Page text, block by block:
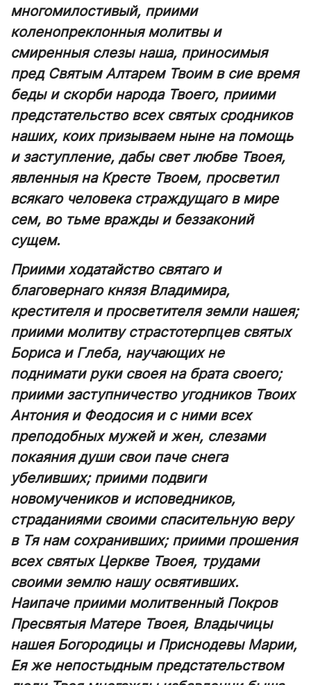
многомилостивый, приими
коленопреклонныя молитвы и
смиренныя слезы наша, приносимыя
пред Святым Алтарем Твоим в сие время
беды и скорби народа Твоего, приими
предстательство всех святых сродников
наших, коих призываем ныне на помощь
и заступление, дабы свет любве Твоея,
явленныя на Кресте Твоем, просветил
всякаго человека страждущаго в мире
сем, во тьме вражды и беззаконий
сущем.
Приими ходатайство святаго и
благовернаго князя Владимира,
крестителя и просветителя земли нашея;
приими молитву страстотерпцев святых
Бориса и Глеба, научающих не
поднимати руки своея на брата своего;
приими заступничество угодников Твоих
Антония и Феодосия и с ними всех
преподобных мужей и жен, слезами
покаяния души свои паче снега
убеливших; приими подвиги
новомучеников и исповедников,
страданиями своими спасительную веру
в Тя нам сохранивших; приими прошения
всех святых Церкве Твоея, трудами
своими землю нашу освятивших.
Наипаче приими молитвенный Покров
Пресвятыя Матере Твоея, Владычицы
нашея Богородицы и Приснодевы Марии,
Ея же непостыдным предстательством